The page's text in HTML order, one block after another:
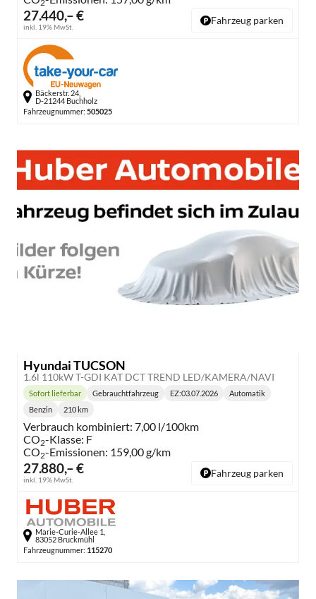
27.440,– €
inkl. 19% MwSt.
2
Fahrzeug parken
Bäckerstr. 24,
D-21244 Buchholz
Fahrzeugnummer: 505025
Hyundai TUCSON
1.6l 110kW T-GDI KAT DCT TREND LED/KAMERA/NAVI
27.880,– €
inkl. 19% MwSt.
Lieferzeit:
Sofort lieferbar Gebrauchtfahrzeug EZ:03.07.2026
Getriebe:
Automatik
Kraftstoff:
Benzin
Kilometerstand:
210 km
Verbrauch kombiniert: 7,00 l/100km
CO2-Klasse: F
CO2-Emissionen: 159,00 g/km
Fahrzeug parken
Marie-Curie-Allee 1,
83052 Bruckmühl
Fahrzeugnummer: 115270